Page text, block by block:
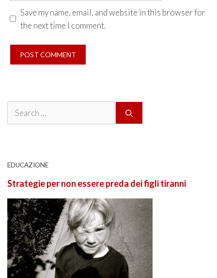
Save my name, email, and website in this browser for
the next time I comment.
Search
EDUCAZIONE
Strategie per non essere preda dei figli tiranni